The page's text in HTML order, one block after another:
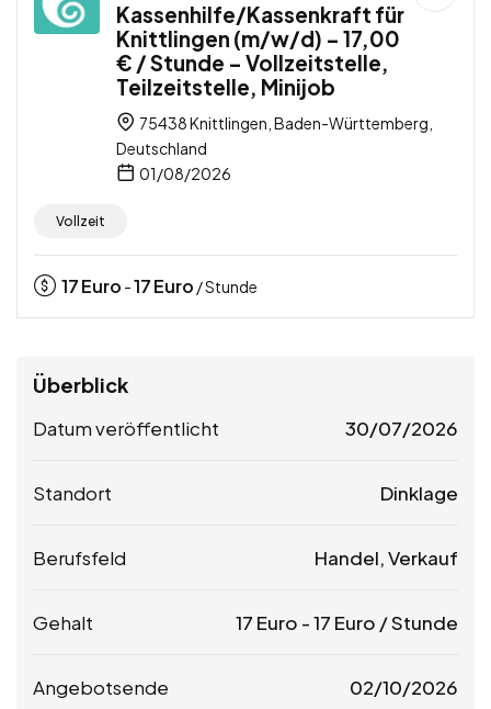
Kassenhilfe/Kassenkraft für
Knittlingen (m/w/d) – 17,00
€ / Stunde – Vollzeitstelle,
Teilzeitstelle, Minijob
75438 Knittlingen, Baden-Württemberg,
Deutschland
01/08/2026
Vollzeit
17Euro -17Euro / Stunde
Überblick
Datum veröffentlicht 30/07/2026
Standort Dinklage
Berufsfeld Handel, Verkauf
Gehalt 17 Euro -17 Euro / Stunde
Angebotsende 02/10/2026